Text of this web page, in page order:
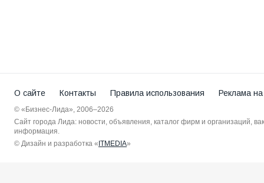
О сайте Контакты Правила использования Реклама
© «Бизнес-Лида», 2006–2026
Сайт города Лида: новости, объявления, каталог фирм и организаций,
информация.
© Дизайн и разработка « ITMEDIA»